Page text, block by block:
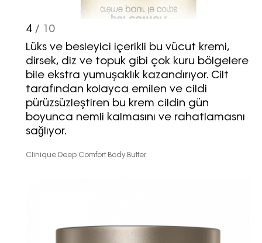
4/ 10
Lüks ve besleyici içerikli bu vücut kremi,
dirsek, diz ve topuk gibi çok kuru bölgelere
bile ekstra yumuşaklık kazandırıyor. Cilt
tarafından kolayca emilen ve cildi
pürüzsüzleştiren bu krem cildin gün
boyunca nemli kalmasını ve rahatlamasnı
sağlıyor.
Clinique Deep Comfort Body Butter